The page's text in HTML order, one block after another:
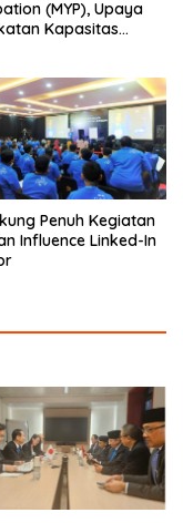
(MYP), Upaya
Kapasitas
Penuh Kegiatan
Influence Linked-In